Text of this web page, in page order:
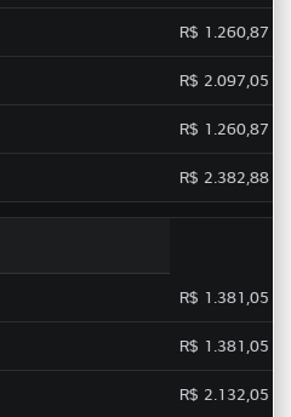
R$ 1.260,87
R$ 2.097,05
R$ 1.260,87
R$ 2.382,88
R$ 1.381,05
R$ 1.381,05
R$ 2.132,05